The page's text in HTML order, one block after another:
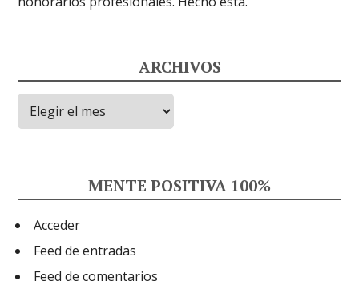
ARCHIVOS
Archivos
MENTE POSITIVA 100%
Acceder
Feed de entradas
Feed de comentarios